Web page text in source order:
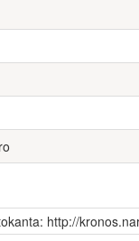
http://